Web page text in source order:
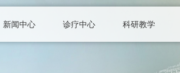
新闻中心 诊疗中心 科研教学